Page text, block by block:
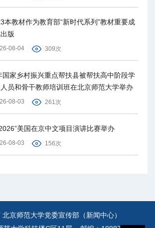
本教材作为教育部“新时代系列”教材重要成
版
08-04 309次
国家乡村振兴重点帮扶县被帮扶高中阶段学
员和骨干教师培训班在北京师范大学举办
08-03 261次
美国在京中文项目演讲比赛举办
08-03 156次
京师范大学党委宣传部（新闻中心）